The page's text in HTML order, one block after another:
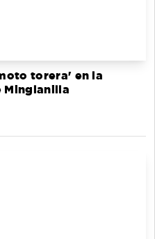
torera' en la
Minglanilla